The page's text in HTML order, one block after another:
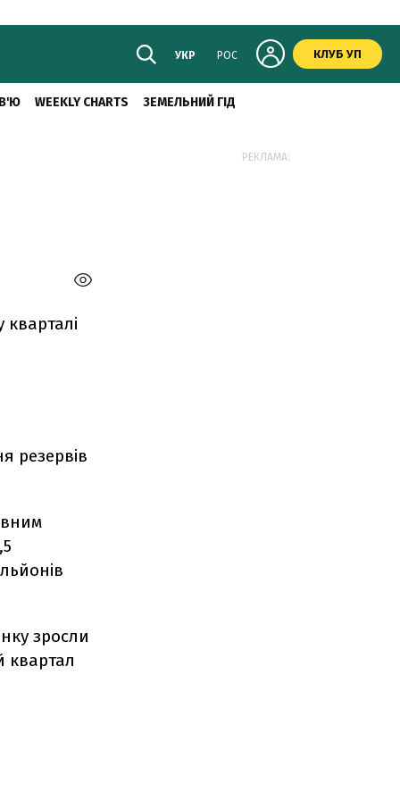
УКР РОС КЛУБ УП
WEEKLY CHARTS ЗЕМЕЛЬНИЙ ГІД
резервів
зросли
квартал
РЕКЛАМА: